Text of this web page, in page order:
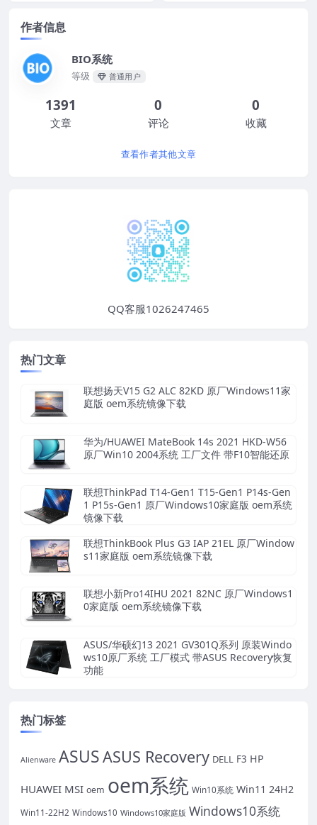
作者信息
BIO系统
等级 普通用户
1391
文章
0
评论
0
收藏
查看作者其他文章
QQ客服1026247465
热门文章
联想扬天V15 G2 ALC 82KD 原厂Windows11家
庭版 oem系统镜像下载
华为/HUAWEI MateBook 14s 2021 HKD-W56
原厂Win10 2004系统 工厂文件 带F10智能还原
联想ThinkPad T14-Gen1 T15-Gen1 P14s-Gen
1 P15s-Gen1 原厂Windows10家庭版 oem系统
镜像下载
联想ThinkBook Plus G3 IAP 21EL 原厂Window
s11家庭版 oem系统镜像下载
联想小新Pro14IHU 2021 82NC 原厂Windows1
0家庭版 oem系统镜像下载
ASUS/华硕幻13 2021 GV301Q系列 原装Windo
ws10原厂系统 工厂模式 带ASUS Recovery恢复
功能
热门标签
Alienware ASUSASUS Recovery DELL F3 HP
HUAWEI MSI oem oem系统 Win10系统 Win11 24H2
Win11-22H2 Windows10 Windows10家庭版 Windows10系统